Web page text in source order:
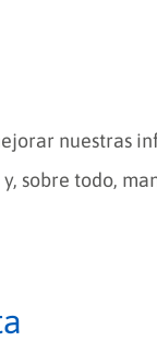
nuestras
sobre todo,